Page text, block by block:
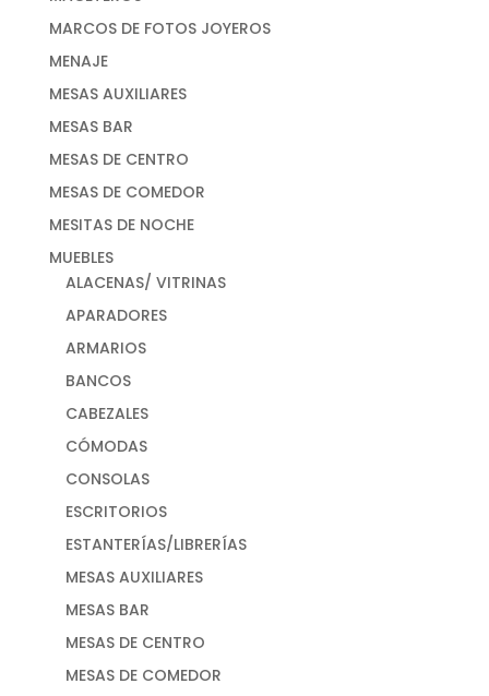
MARCOS DE FOTOS JOYEROS
MENAJE
MESAS AUXILIARES
MESAS BAR
MESAS DE CENTRO
MESAS DE COMEDOR
MESITAS DE NOCHE
MUEBLES
ALACENAS/ VITRINAS
APARADORES
ARMARIOS
BANCOS
CABEZALES
CÓMODAS
CONSOLAS
ESCRITORIOS
ESTANTERÍAS/LIBRERÍAS
MESAS AUXILIARES
MESAS BAR
MESAS DE CENTRO
MESAS DE COMEDOR